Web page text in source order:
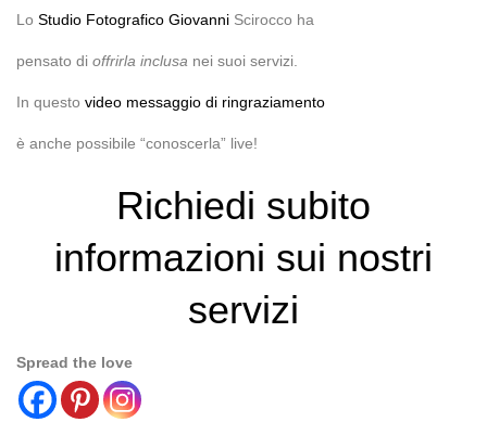
Lo Studio Fotografico Giovanni Scirocco ha
pensato di offrirla inclusa nei suoi servizi.
In questo video messaggio di ringraziamento
è anche possibile “conoscerla” live!
Richiedi subito
informazioni sui nostri
servizi
Spread the love